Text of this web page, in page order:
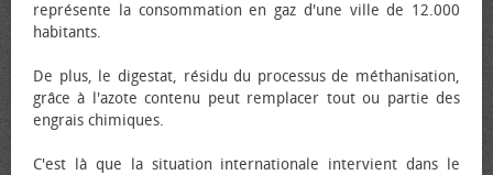
représente la consommation en gaz d'une ville de 12.000
habitants.
De plus, le digestat, résidu du processus de méthanisation,
grâce à l'azote contenu peut remplacer tout ou partie des
engrais chimiques.
C'est là que la situation internationale intervient dans le